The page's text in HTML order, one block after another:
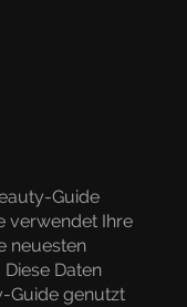
Guide
verwendet Ihre
neuesten
Daten
Guide genutzt